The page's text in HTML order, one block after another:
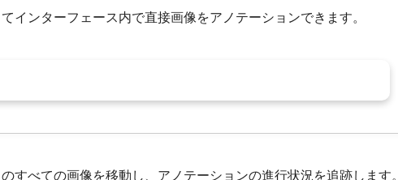
インターフェース内で直接画像をアノテーションできます。
すべての画像を移動し、アノテーションの進行状況を追跡します。